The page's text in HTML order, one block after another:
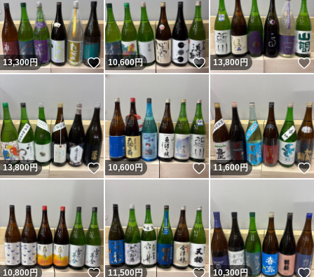
13,300円 いいね！
10,600円 いいね！
13,800円
13,800円 いいね！
10,600円 いいね！
11,600円
10,800円 いいね！
11,500円 いいね！
10,300円